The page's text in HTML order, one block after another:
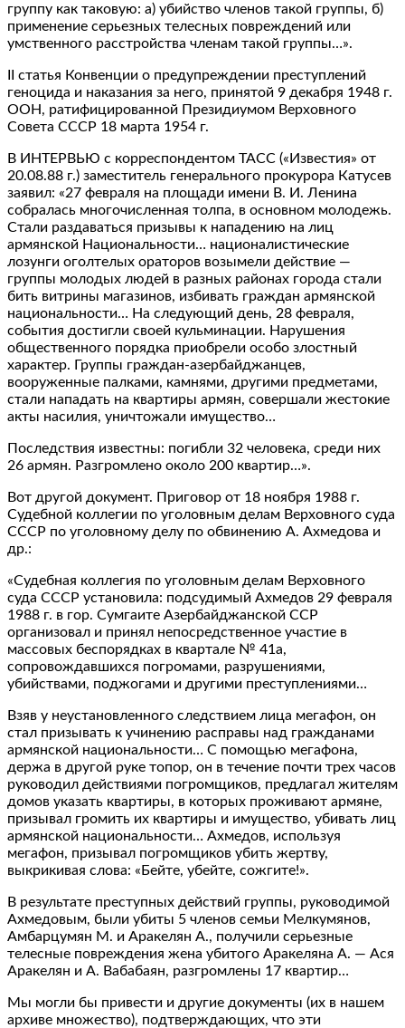
группу как таковую: а) убийство членов такой группы, б)
применение серьезных телесных повреждений или
умственного расстройства членам такой группы…».
II статья Конвенции о предупреждении преступлений
геноцида и наказания за него, принятой 9 декабря 1948 г.
ООН, ратифицированной Президиумом Верховного
Совета СССР 18 марта 1954 г.
В ИНТЕРВЬЮ с корреспондентом ТАСС («Известия» от
20.08.88 г.) заместитель генерального прокурора Катусев
заявил: «27 февраля на площади имени В. И. Ленина
собралась многочисленная толпа, в основном молодежь.
Стали раздаваться призывы к нападению на лиц
армянской Национальности… националистические
лозунги оголтелых ораторов возымели действие —
группы молодых людей в разных районах города стали
бить витрины магазинов, избивать граждан армянской
национальности… На следующий день, 28 февраля,
события достигли своей кульминации. Нарушения
общественного порядка приобрели особо злостный
характер. Группы граждан-азербайджанцев,
вооруженные палками, камнями, другими предметами,
стали нападать на квартиры армян, совершали жестокие
акты насилия, уничтожали имущество…
Последствия известны: погибли 32 человека, среди них
26 армян. Разгромлено около 200 квартир…».
Вот другой документ. Приговор от 18 ноября 1988 г.
Судебной коллегии по уголовным делам Верховного суда
СССР по уголовному делу по обвинению А. Ахмедова и
др.:
«Судебная коллегия по уголовным делам Верховного
суда СССР установила: подсудимый Ахмедов 29 февраля
1988 г. в гор. Сумгаите Азербайджанской ССР
организовал и принял непосредственное участие в
массовых беспорядках в квартале № 41а,
сопровождавшихся погромами, разрушениями,
убийствами, поджогами и другими преступлениями…
Взяв у неустановленного следствием лица мегафон, он
стал призывать к учинению расправы над гражданами
армянской национальности… С помощью мегафона,
держа в другой руке топор, он в течение почти трех часов
руководил действиями погромщиков, предлагал жителям
домов указать квартиры, в которых проживают армяне,
призывал громить их квартиры и имущество, убивать лиц
армянской национальности… Ахмедов, используя
мегафон, призывал погромщиков убить жертву,
выкрикивая слова: «Бейте, убейте, сожгите!».
В результате преступных действий группы, руководимой
Ахмедовым, были убиты 5 членов семьи Мелкумянов,
Амбарцумян М. и Аракелян А., получили серьезные
телесные повреждения жена убитого Аракеляна А. — Ася
Аракелян и А. Вабабаян, разгромлены 17 квартир…
Мы могли бы привести и другие документы (их в нашем
архиве множество), подтверждающих, что эти